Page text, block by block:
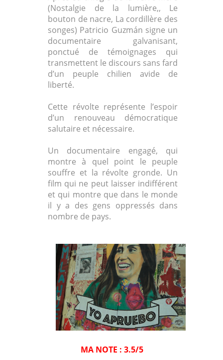
(Nostalgie de la lumière,, Le
bouton de nacre, La cordillère des
songes) Patricio Guzmán signe un
documentaire galvanisant,
ponctué de témoignages qui
transmettent le discours sans fard
d’un peuple chilien avide de
liberté.
Cette révolte représente l’espoir
d’un renouveau démocratique
salutaire et nécessaire.
Un documentaire engagé, qui
montre à quel point le peuple
souffre et la révolte gronde. Un
film qui ne peut laisser indifférent
et qui montre que dans le monde
il y a des gens oppressés dans
nombre de pays.
MA NOTE : 3.5/5